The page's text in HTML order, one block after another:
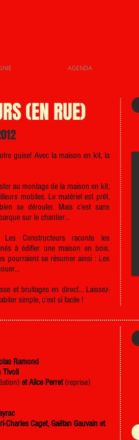
AGENDA
(EN RUE)
guise! Avec la maison en kit, la
au montage de la maison en kit,
mobiles. Le matériel est prêt,
se dérouler. Mais c’est sans
sur le chantier…
Constructeurs raconte les
à édifier une maison en bois.
pourraient se résumer ainsi : Les
et bruitages en direct… Laissez-
simple, c’est si facile !
Ramond
Tivoli
et Alice Perret(reprise)
Charles Caget, Gaëtan Gauvain et